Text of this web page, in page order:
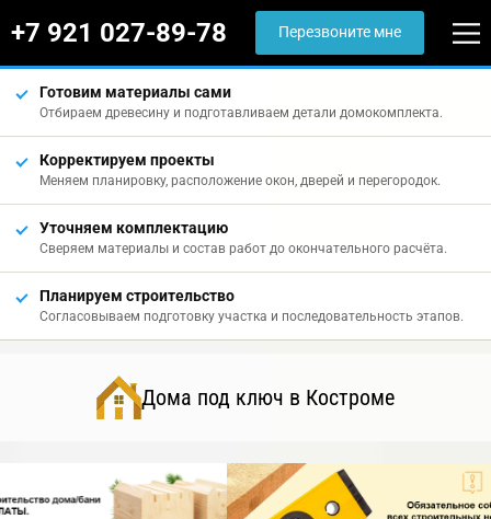
+7 921 027-89-78 Перезвоните мне
Готовим материалы сами
Отбираем древесину и подготавливаем детали домокомплекта.
Корректируем проекты
Меняем планировку, расположение окон, дверей и перегородок.
Уточняем комплектацию
Сверяем материалы и состав работ до окончательного расчёта.
Планируем строительство
Согласовываем подготовку участка и последовательность этапов.
Дома под ключ в Костроме